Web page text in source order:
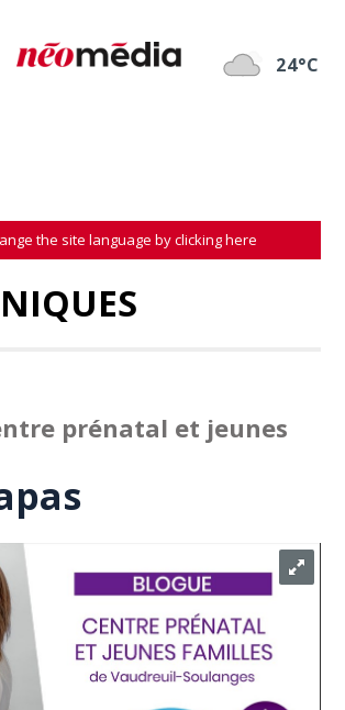
24°C
the site language by clicking here
prénatal et jeunes